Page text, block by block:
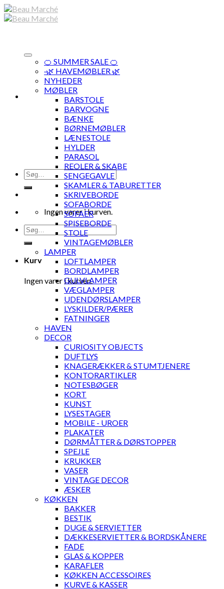
Skip
to
Søg
efter:
Ingen varer i kurven.
Søg
efter:
Kurv
Ingen varer i kurven.
🍊 SUMMER SALE 🍊
·🌿 HAVEMØBLER 🌿
NYHEDER
MØBLER
BARSTOLE
BARVOGNE
BÆNKE
BØRNEMØBLER
LÆNESTOLE
HYLDER
PARASOL
REOLER & SKABE
SENGEGAVLE
SKAMLER & TABURETTER
SKRIVEBORDE
SOFABORDE
SOFAER
SPISEBORDE
STOLE
VINTAGEMØBLER
LAMPER
LOFTLAMPER
BORDLAMPER
GULVLAMPER
VÆGLAMPER
UDENDØRSLAMPER
LYSKILDER/PÆRER
FATNINGER
HAVEN
DECOR
CURIOSITY OBJECTS
DUFTLYS
KNAGERÆKKER & STUMTJENERE
KONTORARTIKLER
NOTESBØGER
KORT
KUNST
LYSESTAGER
MOBILE - UROER
PLAKATER
DØRMÅTTER & DØRSTOPPER
SPEJLE
KRUKKER
VASER
VINTAGE DECOR
ÆSKER
KØKKEN
BAKKER
BESTIK
DUGE & SERVIETTER
DÆKKESERVIETTER & BORDSKÅNERE
FADE
GLAS & KOPPER
KARAFLER
KØKKEN ACCESSOIRES
KURVE & KASSER